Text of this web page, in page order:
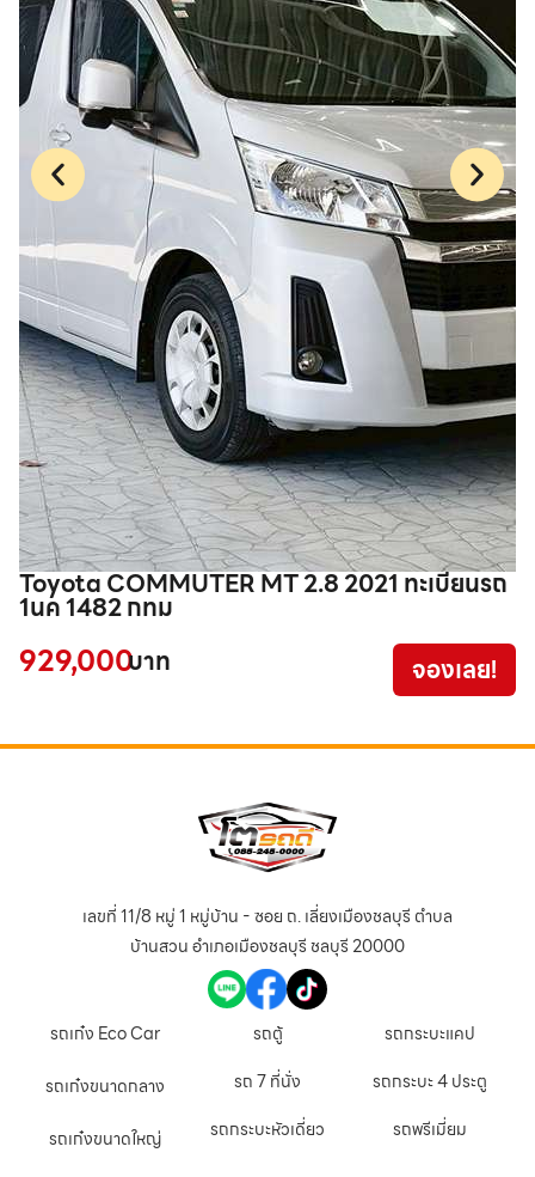
Toyota COMMUTER MT 2.8 2021 ทะเบียนรถ
1นค 1482 กทม
929,000บาท จองเลย!
เลขที่ 11/8 หมู่ 1 หมู่บ้าน - ซอย ถ. เลี่ยงเมืองชลบุรี ตำบล
บ้านสวน อำเภอเมืองชลบุรี ชลบุรี 20000
รถเก๋ง Eco Car
รถเก๋งขนาดกลาง
รถเก๋งขนาดใหญ่
รถตู้
รถ 7 ที่นั่ง
รถกระบะหัวเดี่ยว
รถกระบะแคป
รถกระบะ 4 ประตู
รถพรีเมี่ยม